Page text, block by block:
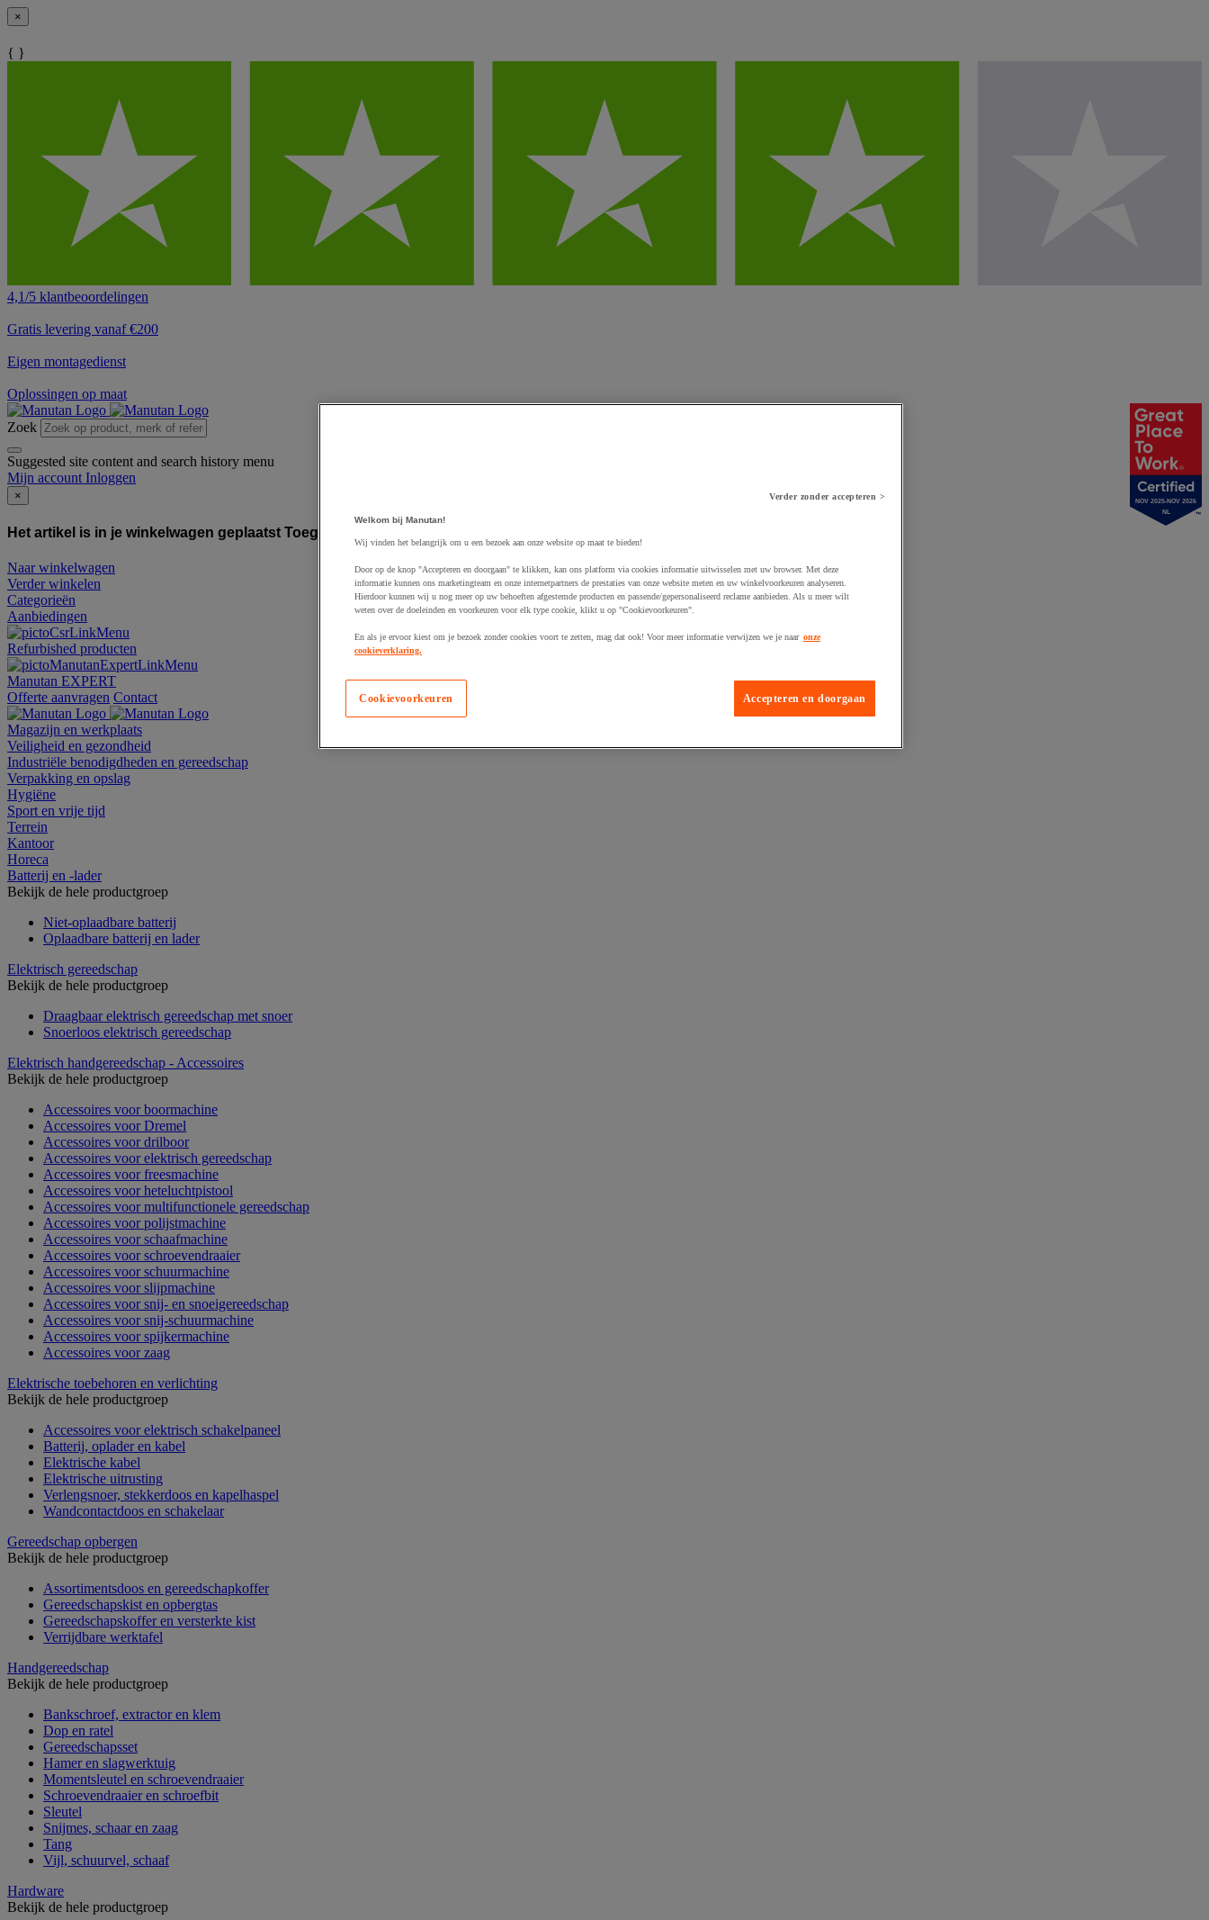
×
{ }
4,1/5 klantbeoordelingen
Gratis levering vanaf €200
Eigen montagedienst
Oplossingen op maat
Zoek
Suggested site content and search history menu
Mijn account Inloggen
×
Het artikel is in je winkelwagen geplaatst Toegevoegd aan winkelwagen
Naar winkelwagen
Verder winkelen
Categorieën
Aanbiedingen
Refurbished producten
Manutan EXPERT
Offerte aanvragen Contact
Magazijn en werkplaats
Veiligheid en gezondheid
Industriële benodigdheden en gereedschap
Verpakking en opslag
Hygiëne
Sport en vrije tijd
Terrein
Kantoor
Horeca
Batterij en -lader
Bekijk de hele productgroep
Niet-oplaadbare batterij
Oplaadbare batterij en lader
Elektrisch gereedschap
Bekijk de hele productgroep
Draagbaar elektrisch gereedschap met snoer
Snoerloos elektrisch gereedschap
Elektrisch handgereedschap - Accessoires
Bekijk de hele productgroep
Accessoires voor boormachine
Accessoires voor Dremel
Accessoires voor drilboor
Accessoires voor elektrisch gereedschap
Accessoires voor freesmachine
Accessoires voor heteluchtpistool
Accessoires voor multifunctionele gereedschap
Accessoires voor polijstmachine
Accessoires voor schaafmachine
Accessoires voor schroevendraaier
Accessoires voor schuurmachine
Accessoires voor slijpmachine
Accessoires voor snij- en snoeigereedschap
Accessoires voor snij-schuurmachine
Accessoires voor spijkermachine
Accessoires voor zaag
Elektrische toebehoren en verlichting
Bekijk de hele productgroep
Accessoires voor elektrisch schakelpaneel
Batterij, oplader en kabel
Elektrische kabel
Elektrische uitrusting
Verlengsnoer, stekkerdoos en kapelhaspel
Wandcontactdoos en schakelaar
Gereedschap opbergen
Bekijk de hele productgroep
Assortimentsdoos en gereedschapkoffer
Gereedschapskist en opbergtas
Gereedschapskoffer en versterkte kist
Verrijdbare werktafel
Handgereedschap
Bekijk de hele productgroep
Bankschroef, extractor en klem
Dop en ratel
Gereedschapsset
Hamer en slagwerktuig
Momentsleutel en schroevendraaier
Schroevendraaier en schroefbit
Sleutel
Snijmes, schaar en zaag
Tang
Vijl, schuurvel, schaaf
Hardware
Bekijk de hele productgroep
NOV 2025-NOV 2026
NL
Verder zonder accepteren >
Welkom bij Manutan!
Wij vinden het belangrijk om u een bezoek aan onze website op maat te bieden!
Door op de knop "Accepteren en doorgaan" te klikken, kan ons platform via cookies informatie uitwisselen met uw browser. Met deze
informatie kunnen ons marketingteam en onze internetpartners de prestaties van onze website meten en uw winkelvoorkeuren analyseren.
Hierdoor kunnen wij u nog meer op uw behoeften afgestemde producten en passende/gepersonaliseerd reclame aanbieden. Als u meer wilt
weten over de doeleinden en voorkeuren voor elk type cookie, klikt u op "Cookievoorkeuren".
En als je ervoor kiest om je bezoek zonder cookies voort te zetten, mag dat ook! Voor meer informatie verwijzen we je naar onze
cookieverklaring.
Accepteren en doorgaan
Cookievoorkeuren